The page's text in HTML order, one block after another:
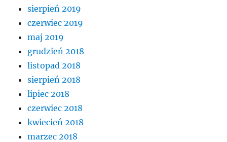
sierpień 2019
czerwiec 2019
maj 2019
grudzień 2018
listopad 2018
sierpień 2018
lipiec 2018
czerwiec 2018
kwiecień 2018
marzec 2018